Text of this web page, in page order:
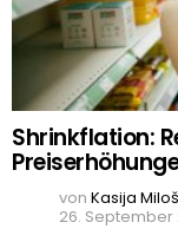
Shrinkflation:
von Kasija
26. September